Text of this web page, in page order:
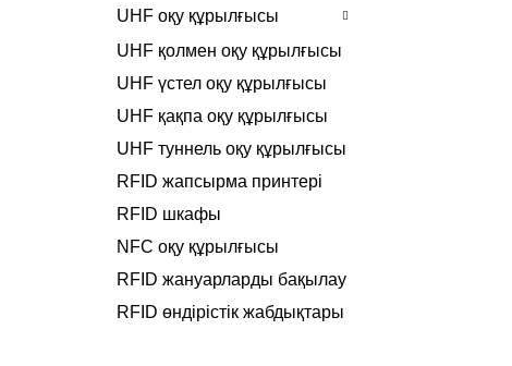
UHF оқу құрылғысы
UHF қолмен оқу құрылғысы
UHF үстел оқу құрылғысы
UHF қақпа оқу құрылғысы
UHF туннель оқу құрылғысы
RFID жапсырма принтері
RFID шкафы
NFC оқу құрылғысы
RFID жануарларды бақылау
RFID өндірістік жабдықтары